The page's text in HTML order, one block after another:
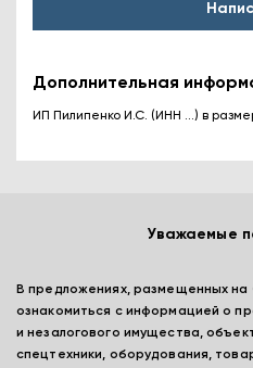
Дополнительная
ИП Пилипенко И.С. (ИНН ...) в
Уважаемые
В предложениях, размещенных на
ознакомиться с информацией о
и незалогового имущества,
спецтехники, оборудования,